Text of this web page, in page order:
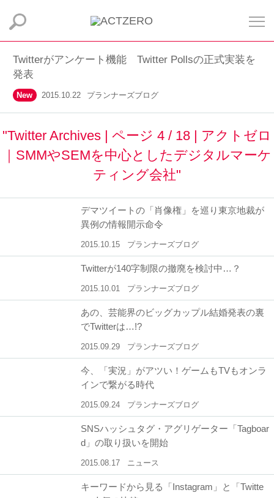
Twitterがアンケート機能 Twitter Pollsの正式実装を
発表
New 2015.10.22 プランナーズブログ
"Twitter Archives | ページ 4 / 18 | アクトゼロ
｜SMMやSEMを中心としたデジタルマーケ
ティング会社"
デマツイートの「肖像権」を巡り東京地裁が
異例の情報開示命令
2015.10.15 プランナーズブログ
Twitterが140字制限の撤廃を検討中…？
2015.10.01 プランナーズブログ
あの、芸能界のビッグカップル結婚発表の裏
でTwitterは…!?
2015.09.29 プランナーズブログ
今、「実況」がアツい！ゲームもTVもオンラ
インで繋がる時代
2015.09.24 プランナーズブログ
SNSハッシュタグ・アグリゲーター「Tagboar
d」の取り扱いを開始
2015.08.17 ニュース
キーワードから見る「Instagram」と「Twitte